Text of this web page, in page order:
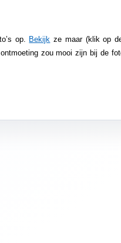
op. Bekijk ze maar (klik op
zou mooi zijn bij de